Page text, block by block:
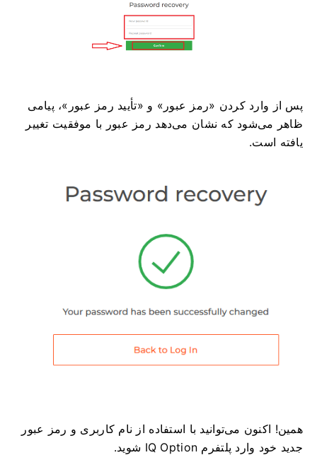
پس از وارد کردن «رمز عبور» و «تأیید رمز عبور»، پیامی
ظاهر می‌شود که نشان می‌دهد رمز عبور با موفقیت تغییر
یافته است.
همین! اکنون می‌توانید با استفاده از نام کاربری و رمز عبور
جدید خود وارد پلتفرم IQ Option شوید.